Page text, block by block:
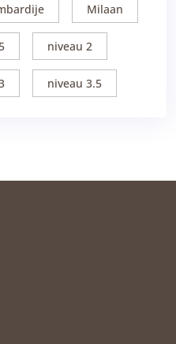
Milaan
niveau 2
niveau 3.5